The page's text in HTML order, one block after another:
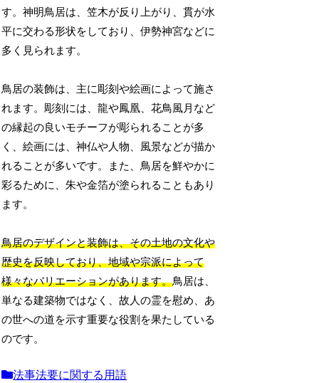
す。神明鳥居は、笠木が反り上がり、貫が水
平に交わる形状をしており、伊勢神宮などに
多く見られます。
鳥居の装飾は、主に彫刻や絵画によって施さ
れます。彫刻には、龍や鳳凰、花鳥風月など
の縁起の良いモチーフが彫られることが多
く、絵画には、神仏や人物、風景などが描か
れることが多いです。また、鳥居を鮮やかに
彩るために、朱や金箔が塗られることもあり
ます。
鳥居のデザインと装飾は、その土地の文化や
歴史を反映しており、地域や宗派によって
様々なバリエーションがあります。鳥居は、
単なる建築物ではなく、故人の霊を慰め、あ
の世への道を示す重要な役割を果たしている
のです。
法事法要に関する用語